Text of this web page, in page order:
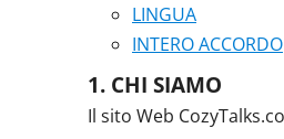
LINGUA
INTERO ACCORDO
CHI SIAMO
Il sito Web